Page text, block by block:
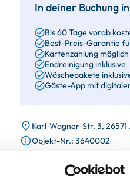
In deiner Buchung
Bis 60 Tage vorab
Best-Preis-Garantie
Kartenzahlung möglich
Endreinigung inklusive
Wäschepakete
Gäste-App mit
Karl-Wagner-Str. 3, 26571
Objekt-Nr.: 3640002
Diese Unterkunft teilen: